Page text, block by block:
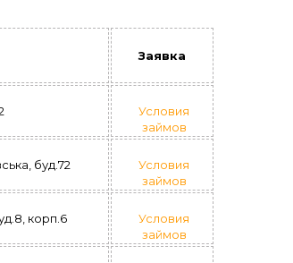
Заявка
Условия
займов
буд.72
Условия
займов
корп.6
Условия
займов